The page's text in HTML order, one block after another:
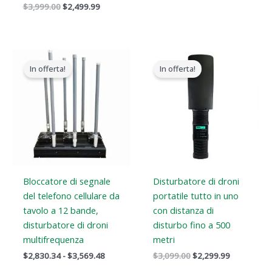
$3,999.00$2,499.99
In offerta!
Bloccatore di segnale
del telefono cellulare da
tavolo a 12 bande,
disturbatore di droni
multifrequenza
$2,830.34 -$3,569.48
In offerta!
Disturbatore di droni
portatile tutto in uno
con distanza di
disturbo fino a 500
metri
$3,099.00
Il
prezzo
originale
$3,099.00.
$2,299.99